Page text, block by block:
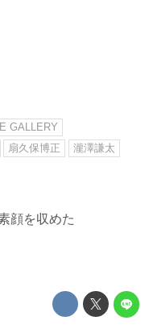
GALLERY
扇久保博正
瀧澤謙太
顔を収めた